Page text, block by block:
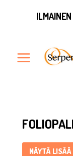
Foliopallot –
NÄYTÄ LISÄÄ